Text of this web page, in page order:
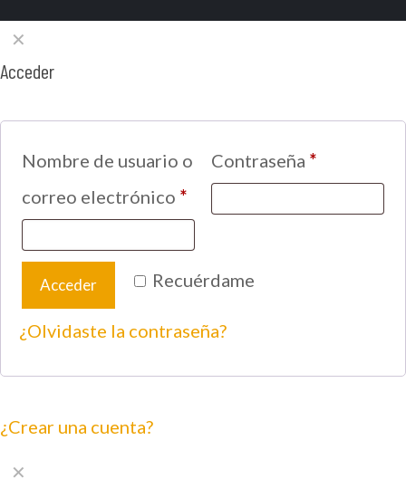
✕
Acceder
Nombre de usuario o
correo electrónico *
Contraseña *
Recuérdame
Acceder
¿Olvidaste la contraseña?
¿Crear una cuenta?
✕